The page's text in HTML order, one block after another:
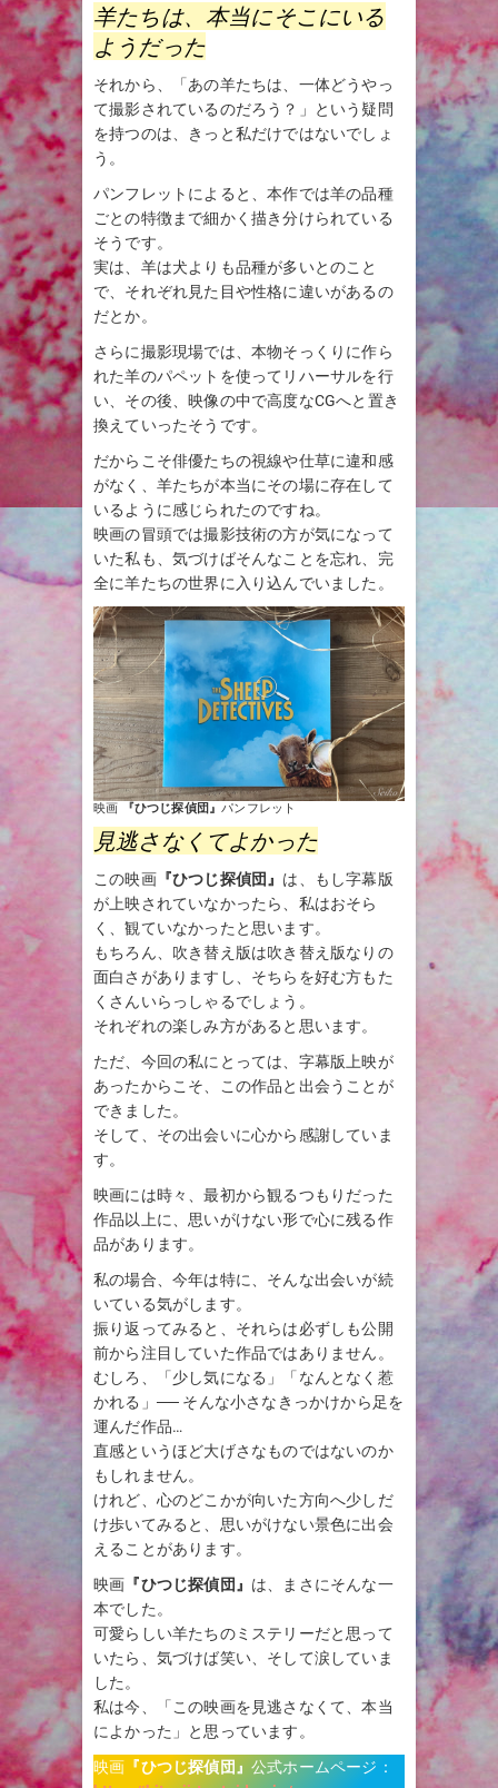
羊たちは、本当にそこにいる
ようだった
それから、「あの羊たちは、一体どうやっ
て撮影されているのだろう？」という疑問
を持つのは、きっと私だけではないでしょ
う。
パンフレットによると、本作では羊の品種
ごとの特徴まで細かく描き分けられている
そうです。
実は、羊は犬よりも品種が多いとのこと
で、それぞれ見た目や性格に違いがあるの
だとか。
さらに撮影現場では、本物そっくりに作ら
れた羊のパペットを使ってリハーサルを行
い、その後、映像の中で高度なCGへと置き
換えていったそうです。
だからこそ俳優たちの視線や仕草に違和感
がなく、羊たちが本当にその場に存在して
いるように感じられたのですね。
映画の冒頭では撮影技術の方が気になって
いた私も、気づけばそんなことを忘れ、完
全に羊たちの世界に入り込んでいました。
映画 『ひつじ探偵団』パンフレット
見逃さなくてよかった
この映画『ひつじ探偵団』 は、もし字幕版
が上映されていなかったら、私はおそら
く、観ていなかったと思います。
もちろん、吹き替え版は吹き替え版なりの
面白さがありますし、そちらを好む方もた
くさんいらっしゃるでしょう。
それぞれの楽しみ方があると思います。
ただ、今回の私にとっては、字幕版上映が
あったからこそ、この作品と出会うことが
できました。
そして、その出会いに心から感謝していま
す。
映画には時々、最初から観るつもりだった
作品以上に、思いがけない形で心に残る作
品があります。
私の場合、今年は特に、そんな出会いが続
いている気がします。
振り返ってみると、それらは必ずしも公開
前から注目していた作品ではありません。
むしろ、「少し気になる」「なんとなく惹
かれる」── そんな小さなきっかけから足を
運んだ作品…
直感というほど大げさなものではないのか
もしれません。
けれど、心のどこかが向いた方向へ少しだ
け歩いてみると、思いがけない景色に出会
えることがあります。
映画 『ひつじ探偵団』 は、まさにそんな一
本でした。
可愛らしい羊たちのミステリーだと思って
いたら、気づけば笑い、そして涙していま
した。
私は今、「この映画を見逃さなくて、本当
によかった」と思っています。
映画 『ひつじ探偵団 』公式ホームページ：